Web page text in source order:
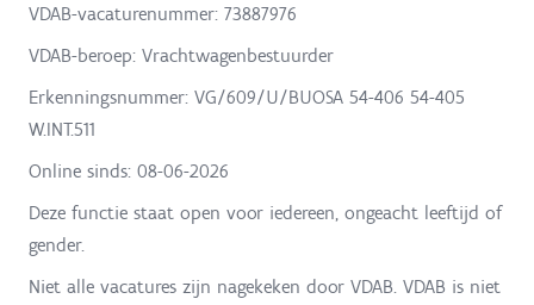
VDAB-vacaturenummer: 73887976
VDAB-beroep: Vrachtwagenbestuurder
Erkenningsnummer: VG/609/U/BUOSA 54-406 54-405
W.INT.511
Online sinds: 08-06-2026
Deze functie staat open voor iedereen, ongeacht leeftijd of
gender.
Niet alle vacatures zijn nagekeken door VDAB. VDAB is niet